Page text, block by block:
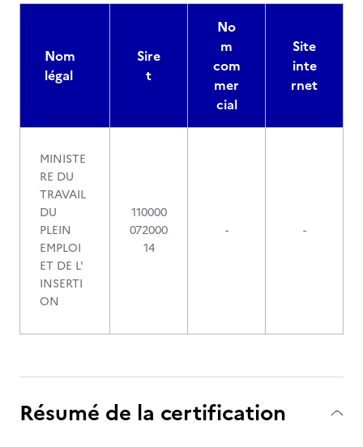
Nom
légal
Sire
t
No
m
com
mer
cial
Site
inte
rnet
MINISTE
RE DU
TRAVAIL
DU
PLEIN
EMPLOI
ET DE L'
INSERTI
ON
110000
072000
14
- -
Résumé de la certification